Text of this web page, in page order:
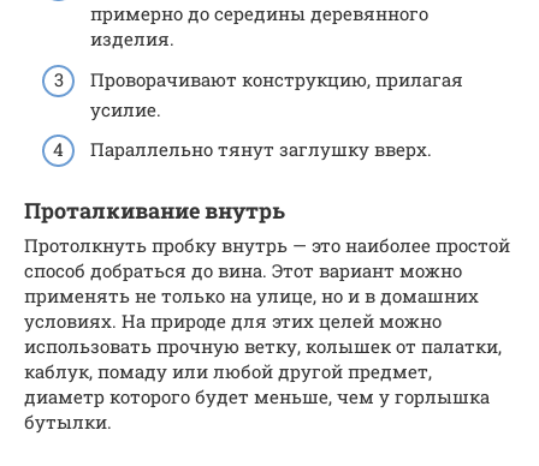
примерно до середины деревянного
изделия.
Проворачивают конструкцию, прилагая
усилие.
Параллельно тянут заглушку вверх.
Проталкивание внутрь
Протолкнуть пробку внутрь — это наиболее простой
способ добраться до вина. Этот вариант можно
применять не только на улице, но и в домашних
условиях. На природе для этих целей можно
использовать прочную ветку, колышек от палатки,
каблук, помаду или любой другой предмет,
диаметр которого будет меньше, чем у горлышка
бутылки.